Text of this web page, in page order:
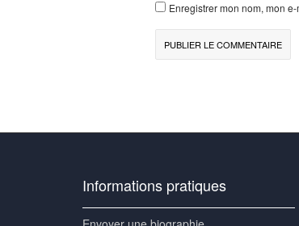
Enregistrer mon nom, mon
Informations pratiques